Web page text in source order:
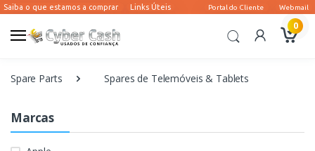
0
Spare Parts Spares de Telemóveis & Tablets
Marcas